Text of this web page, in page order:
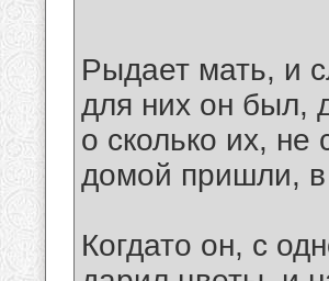
Рыдает мать, и
для них он был,
о сколько их,
домой пришли, в
Когдато он, с